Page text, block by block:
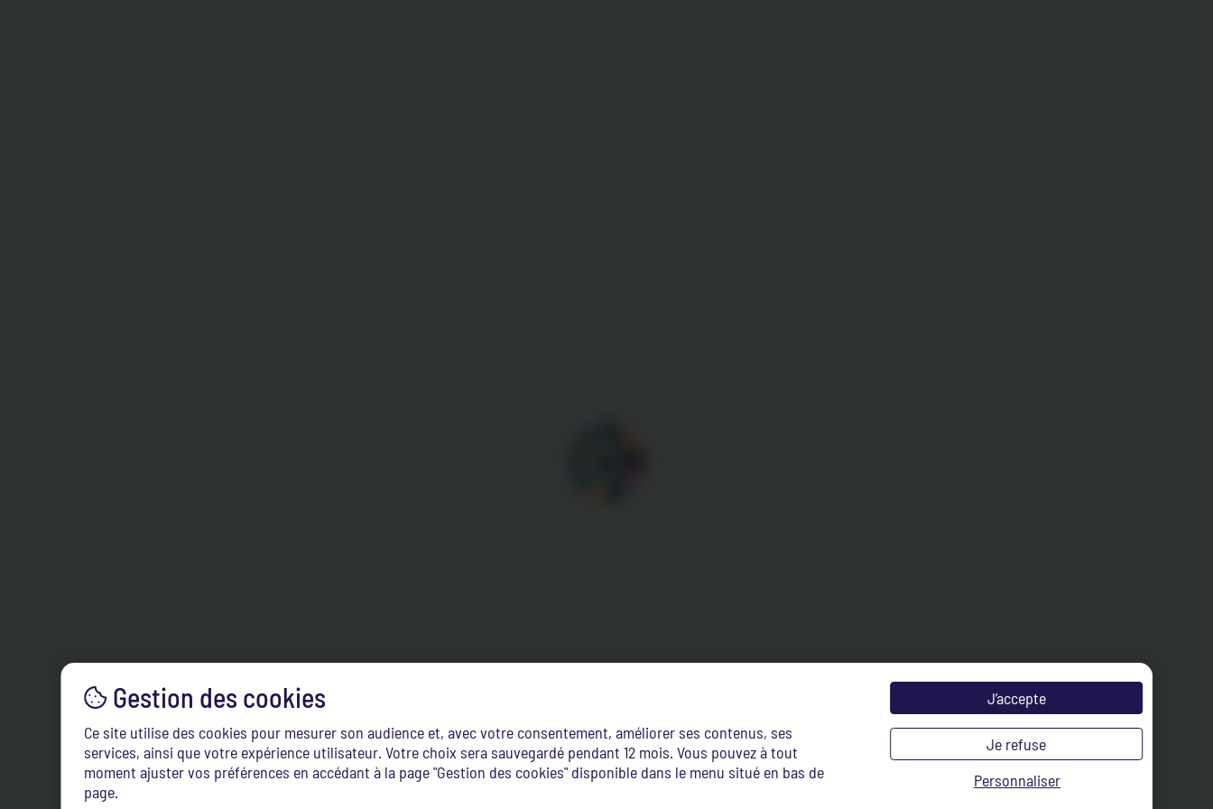
Ce site utilise des cookies pour mesurer son audience et, avec votre consentement, améliorer ses contenus, ses
services, ainsi que votre expérience utilisateur. Votre choix sera sauvegardé pendant 12 mois. Vous pouvez à tout
moment ajuster vos préférences en accédant à la page "Gestion des cookies" disponible dans le menu situé en bas de
page.
J’accepte
Je refuse
Personnaliser